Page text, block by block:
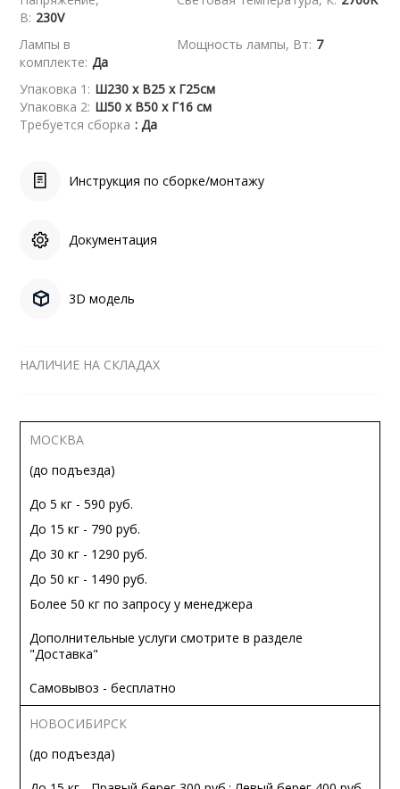
В: 230V
Лампы в
комплекте: Да
Мощность лампы, Вт: 7
Упаковка 1: Ш230 x В25 x Г25см
Упаковка 2: Ш50 x В50 x Г16 см
Требуется сборка : Да
Инструкция по сборке/монтажу
Документация
3D модель
НАЛИЧИЕ НА СКЛАДАХ
МОСКВА
(до подъезда)
До 5 кг - 590 руб.
До 15 кг - 790 руб.
До 30 кг - 1290 руб.
До 50 кг - 1490 руб.
Более 50 кг по запросу у менеджера
Дополнительные услуги смотрите в разделе
"Доставка"
Самовывоз - бесплатно
НОВОСИБИРСК
(до подъезда)